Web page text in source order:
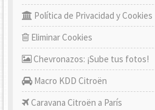
Política de Privacidad y Cookies
Eliminar Cookies
Chevronazos: ¡Sube tus fotos!
Macro KDD Citroën
Caravana Citroën a París